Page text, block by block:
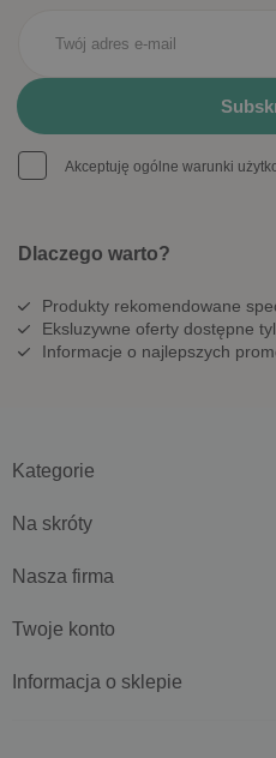
Akceptuję ogólne warunki
Dlaczego warto?
Produkty rekomendowane
Eksluzywne oferty dostępne
Informacje o najlepszych
Kategorie
Na skróty
Nasza firma
Twoje konto
Informacja o sklepie